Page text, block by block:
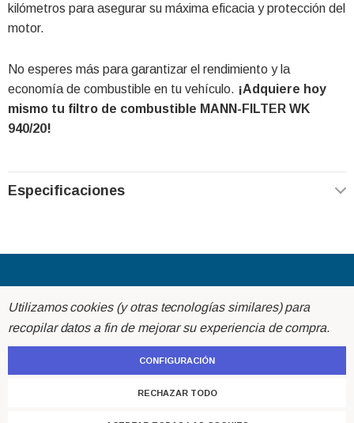
kilómetros para asegurar su máxima eficacia y protección del
motor.
No esperes más para garantizar el rendimiento y la
economía de combustible en tu vehículo. ¡Adquiere hoy
mismo tu filtro de combustible MANN-FILTER WK
940/20!
Especificaciones
Acerca de
Ayuda
Utilizamos cookies (y otras tecnologías similares) para
recopilar datos a fin de mejorar su experiencia de compra.
CONFIGURACIÓN
RECHAZAR TODO